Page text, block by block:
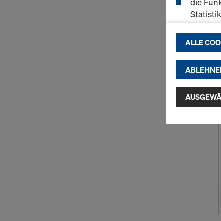
Indem Sie
USA
Garantien
hierauf.
Zugriff
zur
ALLE